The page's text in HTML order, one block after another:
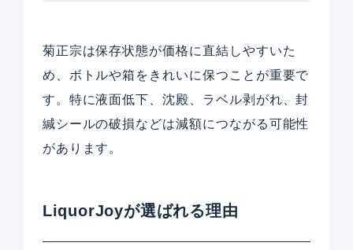
菊正宗は保存状態が価格に直結しやすいた
め、ボトルや箱をきれいに保つことが重要で
す。特に液面低下、沈殿、ラベル剥がれ、封
緘シールの破損などは減額につながる可能性
があります。
LiquorJoyが選ばれる理由